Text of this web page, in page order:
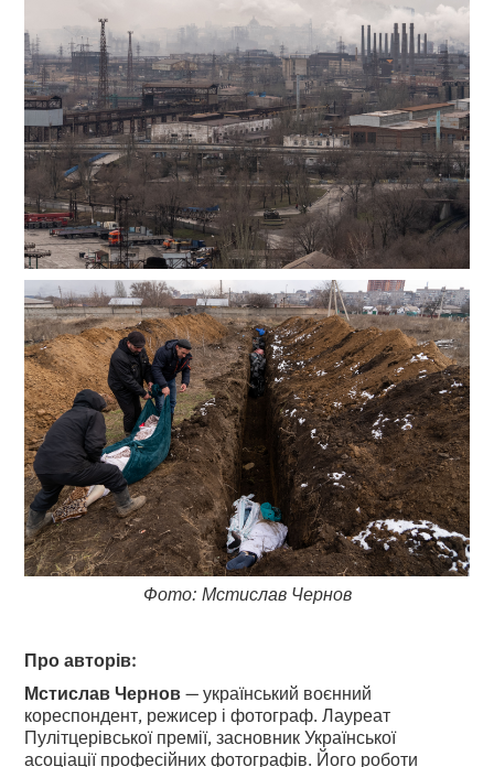
Фото: Мстислав Чернов
Про авторів:
Мстислав Чернов— український воєнний
кореспондент, режисер і фотограф. Лауреат
Пулітцерівської премії, засновник Української
асоціації професійних фотографів. Його роботи